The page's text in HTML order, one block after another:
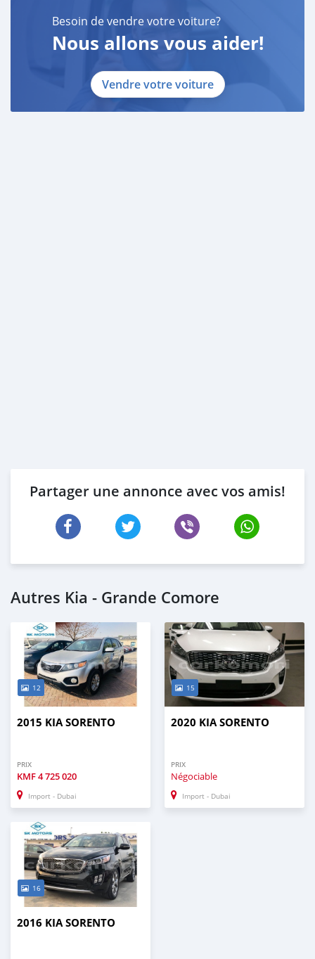
Besoin de vendre votre voiture?
Nous allons vous aider!
Vendre votre voiture
Partager une annonce avec vos amis!
Autres Kia - Grande Comore
12
2015 KIA SORENTO
PRIX
KMF4 725 020
Import - Dubai
15
2020 KIA SORENTO
PRIX
Négociable
Import - Dubai
16
2016 KIA SORENTO